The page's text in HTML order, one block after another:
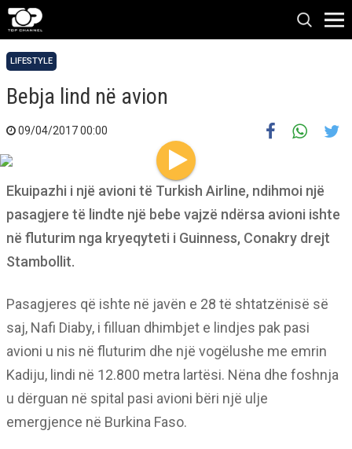
LIFESTYLE
Bebja lind në avion
09/04/2017 00:00
Ekuipazhi i një avioni të Turkish Airline, ndihmoi një
pasagjere të lindte një bebe vajzë ndërsa avioni ishte
në fluturim nga kryeqyteti i Guinness, Conakry drejt
Stambollit.
Pasagjeres që ishte në javën e 28 të shtatzënisë së
saj, Nafi Diaby, i filluan dhimbjet e lindjes pak pasi
avioni u nis në fluturim dhe një vogëlushe me emrin
Kadiju, lindi në 12.800 metra lartësi. Nëna dhe foshnja
u dërguan në spital pasi avioni bëri një ulje
emergjence në Burkina Faso.